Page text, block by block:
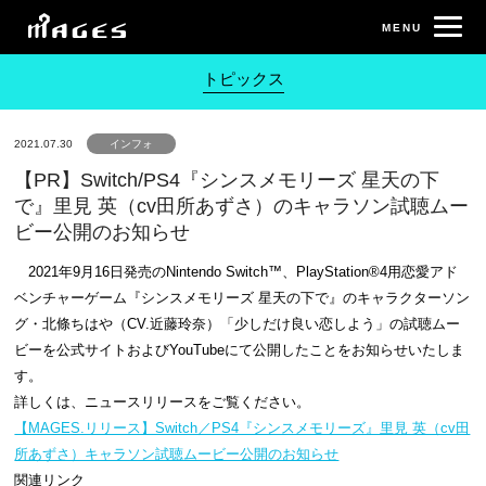
トピックス
2021.07.30 インフォ
【PR】Switch/PS4『シンスメモリーズ 星天の下
で』里見 英（cv田所あずさ）のキャラソン試聴ムー
ビー公開のお知らせ
2021年9月16日発売のNintendo Switch™、PlayStation®4用恋愛アド
ベンチャーゲーム『シンスメモリーズ 星天の下で』のキャラクターソン
グ・北條ちはや（CV.近藤玲奈）「少しだけ良い恋しよう」の試聴ムー
ビーを公式サイトおよびYouTubeにて公開したことをお知らせいたしま
す。
詳しくは、ニュースリリースをご覧ください。
【MAGES.リリース】Switch／PS4『シンスメモリーズ』里見 英（cv田
所あずさ）キャラソン試聴ムービー公開のお知らせ
関連リンク